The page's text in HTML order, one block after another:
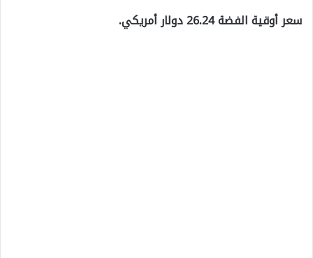
سعر أوقية الفضة 26.24 دولار أمريكي.